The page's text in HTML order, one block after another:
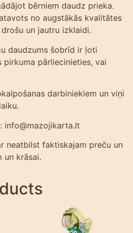
bērniem daudz prieka.
no augstākās kvalitātes
un jautru izklaidi.
daudzums šobrīd ir ļoti
pārliecinieties, vai
darbiniekiem un viņi
info@mazojikarta.lt
neatbilst faktiskajam preču un
un krāsai.